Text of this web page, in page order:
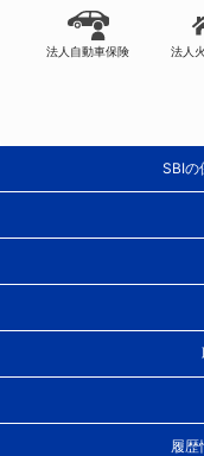
法人自動車保険 法人
SBIの
履歴